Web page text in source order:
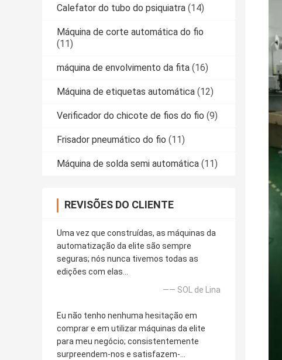
Calefator do tubo do psiquiatra (14)
Máquina de corte automática do fio
(11)
máquina de envolvimento da fita (16)
Máquina de etiquetas automática (12)
Verificador do chicote de fios do fio (9)
Frisador pneumático do fio (11)
Máquina de solda semi automática (11)
REVISÕES DO CLIENTE
Uma vez que construídas, as máquinas da
automatização da elite são sempre
seguras; nós nunca tivemos todas as
edições com elas…
—— SOL de Lina
Eu não tenho nenhuma hesitação em
comprar e em utilizar máquinas da elite
para meu negócio; consistentemente
surpreendem-nos e satisfazem-…